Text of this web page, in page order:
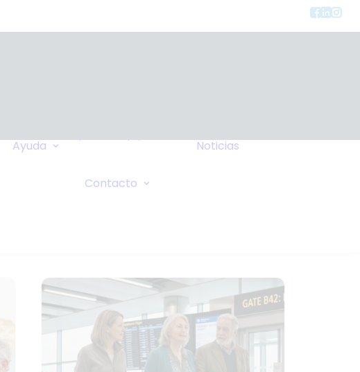
Ayuda
Wiki
Noticias
Contacto